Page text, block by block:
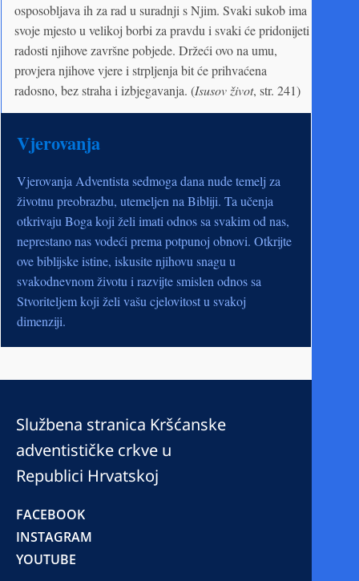
osposobljava ih za rad u suradnji s Njim. Svaki sukob ima
svoje mjesto u velikoj borbi za pravdu i svaki će pridonijeti
radosti njihove završne pobjede. Držeći ovo na umu,
provjera njihove vjere i strpljenja bit će prihvaćena
radosno, bez straha i izbjegavanja. (Isusov život, str. 241)
Vjerovanja
Vjerovanja Adventista sedmoga dana nude temelj za
životnu preobrazbu, utemeljen na Bibliji. Ta učenja
otkrivaju Boga koji želi imati odnos sa svakim od nas,
neprestano nas vodeći prema potpunoj obnovi. Otkrijte
ove biblijske istine, iskusite njihovu snagu u
svakodnevnom životu i razvijte smislen odnos sa
Stvoriteljem koji želi vašu cjelovitost u svakoj
dimenziji.
Službena stranica Kršćanske
adventističke crkve u
Republici Hrvatskoj
FACEBOOK
INSTAGRAM
YOUTUBE